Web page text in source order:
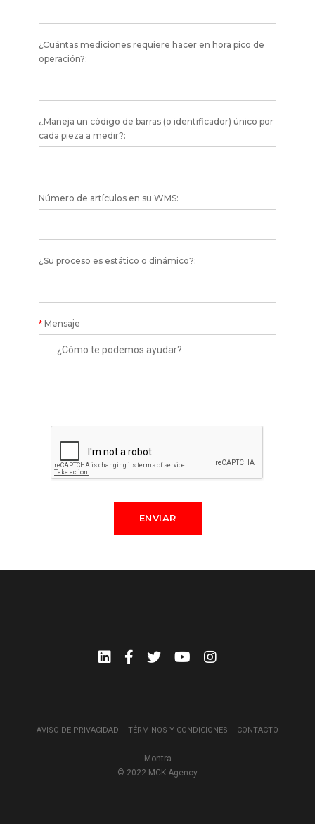
¿Cuántas mediciones requiere hacer en hora pico de
operación?:
¿Maneja un código de barras (o identificador) único por
cada pieza a medir?:
Número de artículos en su WMS:
¿Su proceso es estático o dinámico?:
* Mensaje
ENVIAR
AVISO DE PRIVACIDAD TÉRMINOS Y CONDICIONES CONTACTO
Montra
© 2022 MCK Agency